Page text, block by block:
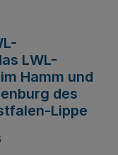
LWL-
Hamm und
des
Lippe